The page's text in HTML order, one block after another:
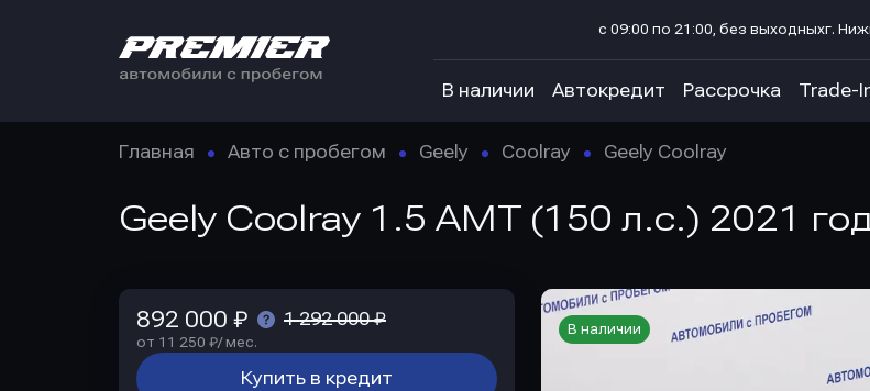
с 09:00 по 21:00, без выходныхг.
В наличии Автокредит Рассрочка Trade-
Главная Авто с пробегом Geely Coolray Geely Coolray
Geely Coolray 1.5 AMT (150 л.с.) 2021
В наличии
892 000 ₽ 1 292 000 ₽
от 11 250 ₽/ мес.
Купить в кредит